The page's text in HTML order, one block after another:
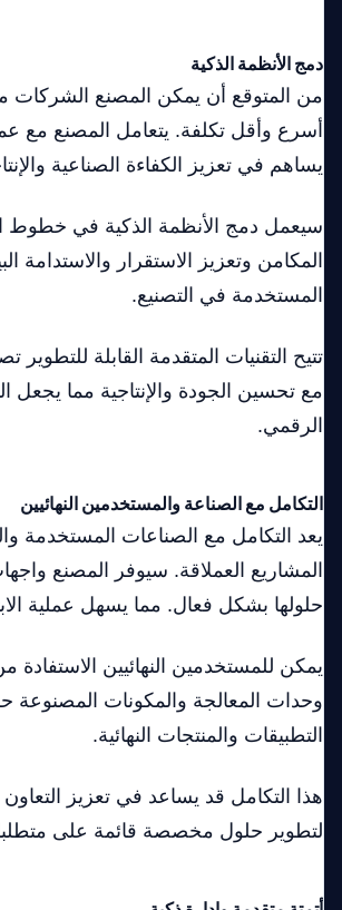
دمج الأنظمة الذكية
من المتوقع أن يمكن المصنع الشركات
أسرع وأقل تكلفة. يتعامل المصنع مع
يساهم في تعزيز الكفاءة الصناعية
سيعمل دمج الأنظمة الذكية في خطوط
المكامن وتعزيز الاستقرار والاستدامة
المستخدمة في التصنيع.
تتيح التقنيات المتقدمة القابلة
مع تحسين الجودة والإنتاجية مما يجعل
الرقمي.
التكامل مع الصناعة والمستخدمين النهائيين
يعد التكامل مع الصناعات المستخدمة
حلولها بشكل فعال. مما يسهل عملية
يمكن للمستخدمين النهائيين
وحدات المعالجة والمكونات
التطبيقات والمنتجات النهائية.
هذا التكامل قد يساعد في تعزيز
لتطوير حلول مخصصة قائمة على